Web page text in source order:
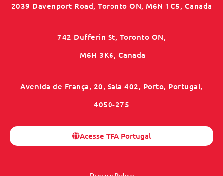
2039 Davenport Road, Toronto ON, M6N 1C5, Canada
742 Dufferin St, Toronto ON,
M6H 3K6, Canada
Avenida de França, 20, Sala 402, Porto, Portugal,
4050-275
Acesse TFA Portugal